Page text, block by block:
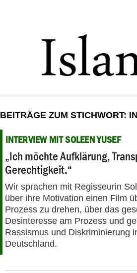
GESELLSCHAFT
STARTSEITE
DEBATTE
PANORAMA
BEITRÄGE ZUM STICHWORT:
INTERVIEW MIT SOLEEN YUSEF
„Ich möchte Aufklärung,
Gerechtigkeit.“
Wir sprachen mit Regisseurin
über ihre Motivation einen Film
Prozess zu drehen, über das
Desinteresse am Prozess und
Rassismus und Diskriminierung
Deutschland.